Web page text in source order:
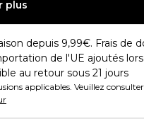
plus
depuis 9,99€. Frais de
de l'UE ajoutés
au retour sous 21 jours
applicables. Veuillez